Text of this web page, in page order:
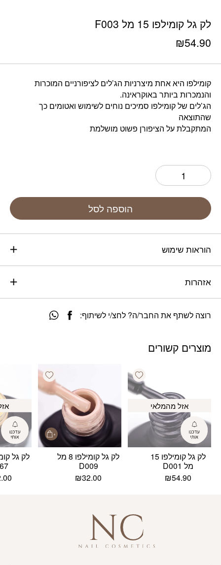
לק גל קומילפו 15 מל F003
₪54.90
קומילפו היא אחת מיצרניות הג’לים לציפורניים המוכרות
והנמכרות ביותר באוקראינה.
הג’לים של קומילפו סמיכים נוחים לשימוש ואטומים כך
שהתוצאה
המתקבלת על הציפורן פשוט מושלמת
הוספה לסל
הוראות שימוש
אזהרות
רוצה לשתף את החבר/ה? לחצ/י לשיתוף:
מוצרים קשורים
Add wishlist
אזל מהמלאי
לק גל קומילפו 15
מל D001
₪54.90
Add wishlist
לק גל קומילפו 8 מל
D009
₪32.00